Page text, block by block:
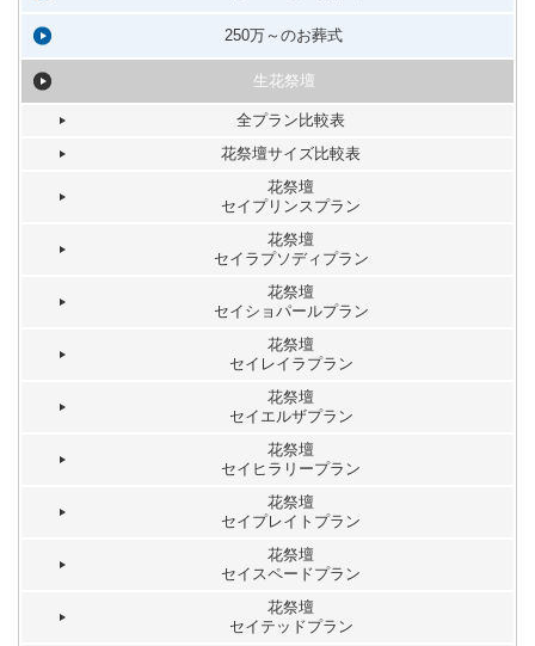
250万～のお葬式
生花祭壇
全プラン比較表
花祭壇サイズ比較表
花祭壇
セイプリンスプラン
花祭壇
セイラプソディプラン
花祭壇
セイショパールプラン
花祭壇
セイレイラプラン
花祭壇
セイエルザプラン
花祭壇
セイヒラリープラン
花祭壇
セイプレイトプラン
花祭壇
セイスペードプラン
花祭壇
セイテッドプラン